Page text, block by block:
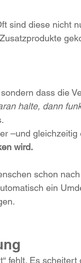
sind diese nicht
dass die
halte, dann
–und gleichzeitig
wird.
schon
ein
fehlt. Es scheitert